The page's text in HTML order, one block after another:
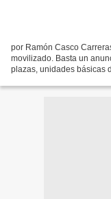
por Ramón Casco
movilizado. Basta un
plazas, unidades básicas